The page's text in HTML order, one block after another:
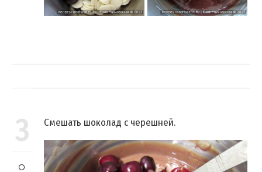
3 Смешать шоколад с черешней.